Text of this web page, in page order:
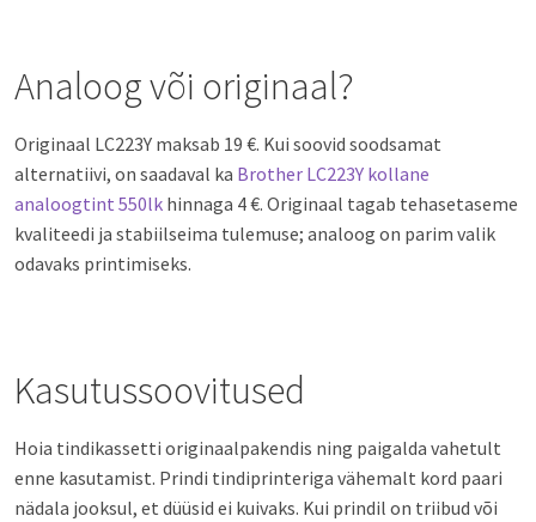
Analoog või originaal?
Originaal LC223Y maksab 19 €. Kui soovid soodsamat
alternatiivi, on saadaval ka Brother LC223Y kollane
analoogtint 550lk hinnaga 4 €. Originaal tagab tehasetaseme
kvaliteedi ja stabiilseima tulemuse; analoog on parim valik
odavaks printimiseks.
Kasutussoovitused
Hoia tindikassetti originaalpakendis ning paigalda vahetult
enne kasutamist. Prindi tindiprinteriga vähemalt kord paari
nädala jooksul, et düüsid ei kuivaks. Kui prindil on triibud või